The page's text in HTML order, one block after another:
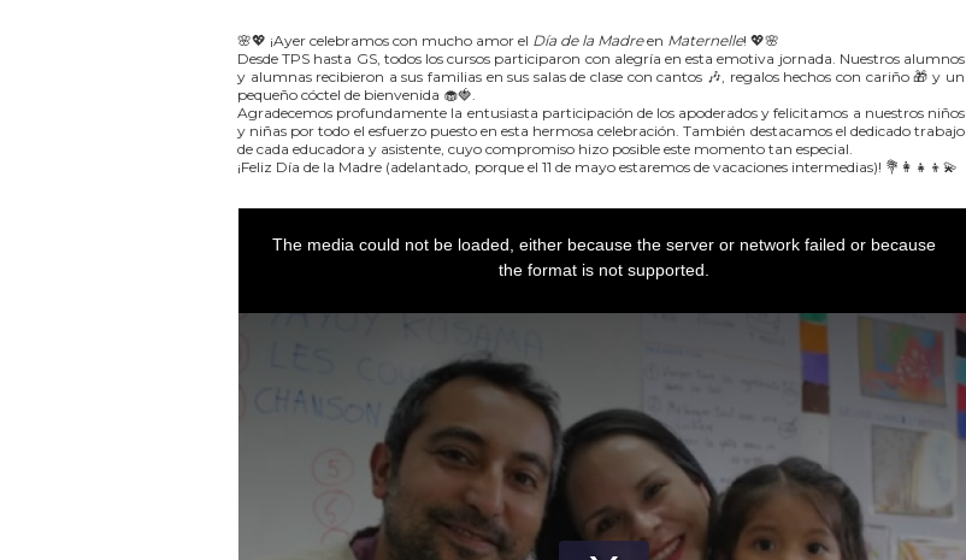
🌸💖 ¡Ayer celebramos con mucho amor el Día de la Madreen Maternelle! 💖🌸
Desde TPS hasta GS, todos los cursos participaron con alegría en esta emotiva jornada. Nuestros alumnos
y alumnas recibieron a sus familias en sus salas de clase con cantos 🎶, regalos hechos con cariño 🎁 y un
pequeño cóctel de bienvenida 🧁🍓.
Agradecemos profundamente la entusiasta participación de los apoderados y felicitamos a nuestros niños
y niñas por todo el esfuerzo puesto en esta hermosa celebración. También destacamos el dedicado trabajo
de cada educadora y asistente, cuyo compromiso hizo posible este momento tan especial.
¡Feliz Día de la Madre (adelantado, porque el 11 de mayo estaremos de vacaciones intermedias)! 💐👩‍👧‍👦💫